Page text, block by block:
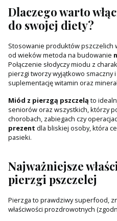
Dlaczego warto
do swojej diety?
Stosowanie produktów pszczelich
od wieków metoda na budowanie
Połączenie słodyczy miodu z
pierzgi tworzy wyjątkowo smaczny
suplementację witamin oraz
Miód z pierzgą pszczelą to
seniorów oraz wszystkich, którzy
chorobach, zabiegach czy
prezent dla bliskiej osoby, która
pasieki.
Najważniejsze
pierzgi pszczelej
Pierzga to prawdziwy superfood,
właściwości prozdrowotnych